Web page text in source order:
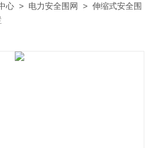
心 > 电力安全围网 >伸缩式安全围